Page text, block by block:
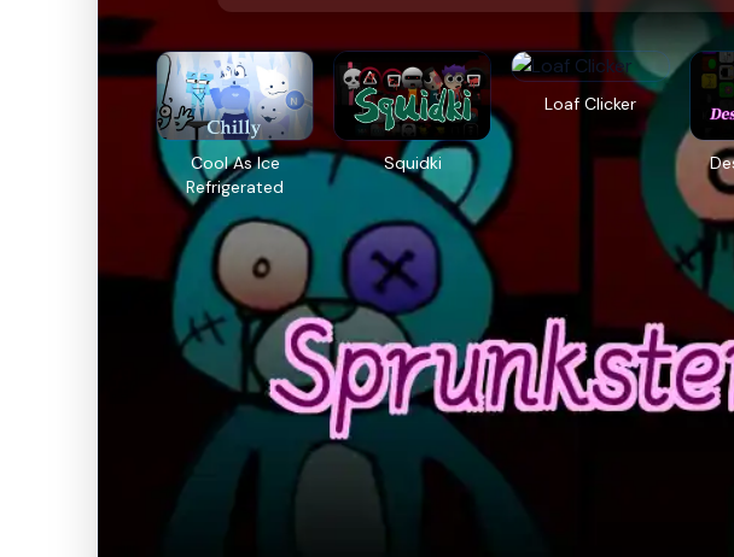
Cool As Ice
Refrigerated
Squidki
Loaf Clicker